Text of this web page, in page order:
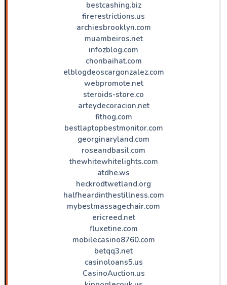
bestcashing.biz
firerestrictions.us
archiesbrooklyn.com
muambeiros.net
infozblog.com
chonbaihat.com
elblogdeoscargonzalez.com
webpromote.net
steroids-store.co
arteydecoracion.net
fithog.com
bestlaptopbestmonitor.com
georginaryland.com
roseandbasil.com
thewhitewhitelights.com
atdhe.ws
heckrodtwetland.org
halfheardinthestillness.com
mybestmassagechair.com
ericreed.net
fluxetine.com
mobilecasino8760.com
betqq3.net
casinoloans5.us
CasinoAuction.us